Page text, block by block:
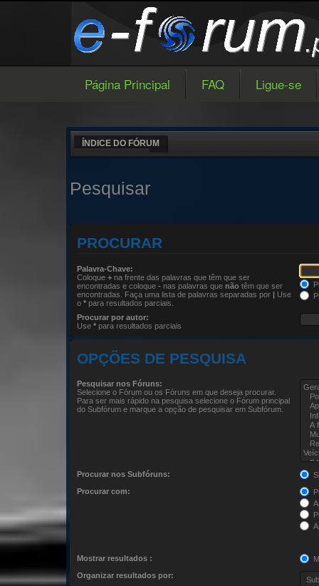
Página Principal FAQ Ligue-se
ÍNDICE DO FÓRUM
Pesquisar
PROCURAR
Palavra-Chave:
Coloque + na frente das palavras que têm que ser
encontradas e coloque - nas palavras que não têm que ser
encontradas. Faça uma lista de palavras separadas por | Use
o * para resultados parciais.
Procurar por autor:
Use * para resultados parciais
OPÇÕES DE PESQUISA
Pesquisar nos Fóruns:
Selecione o Fórum ou os Fóruns em que deseja procurar.
Para ser mais rápido na pesquisa selecione o Fórum principal
do Subfórum e marque a opção de pesquisar em Subfórum.
Procurar nos Subfóruns:
Procurar com:
Mostrar resultados :
Organizar resultados por: